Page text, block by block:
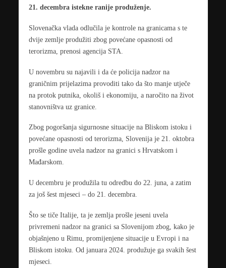
21. decembra istekne ranije produženje.
Slovenačka vlada odlučila je kontrole na granicama s te
dvije zemlje produžiti zbog povećane opasnosti od
terorizma, prenosi agencija STA.
U novembru su najavili i da će policija nadzor na
graničnim prijelazima provoditi tako da što manje utječe
na protok putnika, okoliš i ekonomiju, a naročito na život
stanovništva uz granice.
Zbog pogoršanja sigurnosne situacije na Bliskom istoku i
povećane opasnosti od terorizma, Slovenija je 21. oktobra
prošle godine uvela nadzor na granici s Hrvatskom i
Mađarskom.
U decembru je produžila tu odredbu do 22. juna, a zatim
za još šest mjeseci – do 21. decembra.
Što se tiče Italije, ta je zemlja prošle jeseni uvela
privremeni nadzor na granici sa Slovenijom zbog, kako je
objašnjeno u Rimu, promijenjene situacije u Evropi i na
Bliskom istoku. Od januara 2024. produžuje ga svakih šest
mjeseci.